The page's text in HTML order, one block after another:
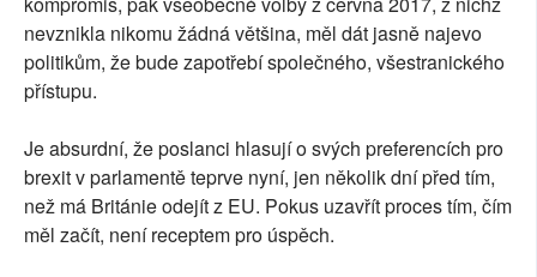
nevznikla nikomu žádná většina, měl dát jasně najevo
politikům, že bude zapotřebí společného, všestranického
přístupu.
Je absurdní, že poslanci hlasují o svých preferencích pro
brexit v parlamentě teprve nyní, jen několik dní před tím,
než má Británie odejít z EU. Pokus uzavřít proces tím, čím
měl začít, není receptem pro úspěch.